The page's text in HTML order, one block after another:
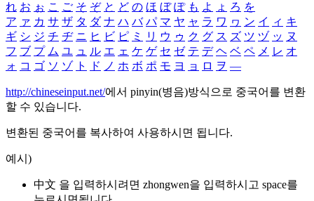
れ お ぉ こ ご そ ぞ と ど の ほ ぼ ぽ も よ ょ ろ を
ア ァ カ サ ザ タ ダ ナ ハ バ パ マ ヤ ャ ラ ワ ヮ ン イ ィ キ
ギ シ ジ チ ヂ ニ ヒ ビ ピ ミ リ ウ ゥ ク グ ス ズ ツ ヅ ッ ヌ
フ ブ プ ム ユ ュ ル エ ェ ケ ゲ セ ゼ テ デ ヘ ベ ペ メ レ オ
ォ コ ゴ ソ ゾ ト ド ノ ホ ボ ポ モ ヨ ョ ロ ヲ ―
http://chineseinput.net/에서 pinyin(병음)방식으로 중국어를 변환
할 수 있습니다.
변환된 중국어를 복사하여 사용하시면 됩니다.
예시)
中文 을 입력하시려면 zhongwen을 입력하시고 space를